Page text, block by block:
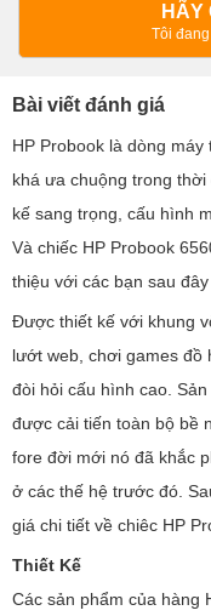
HÃY
Tôi
Bài viết đánh giá
HP Probook là dòng
khá ưa chuộng trong
kế sang trọng, cấu hình
Và chiếc HP Probook
thiệu với các bạn sau
Được thiết kế với khung
lướt web, chơi games đồ
đòi hỏi cấu hình cao.
được cải tiến toàn bộ bề
fore đời mới nó đã khắc
ở các thế hệ trước đó.
giá chi tiết về chiêc HP
Thiết Kế
Các sản phẩm của hàng